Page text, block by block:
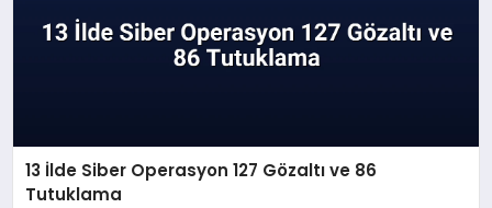
13 İlde Siber Operasyon 127 Gözaltı ve 86
Tutuklama